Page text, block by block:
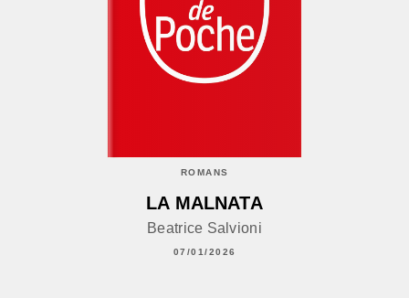
ROMANS
LA MALNATA
Beatrice Salvioni
07/01/2026